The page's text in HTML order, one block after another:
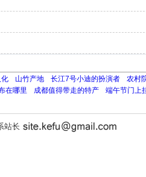
山竹产地 长江7号小迪的扮演者
农村
在哪里 成都值得带走的特产
端午节门上
站长